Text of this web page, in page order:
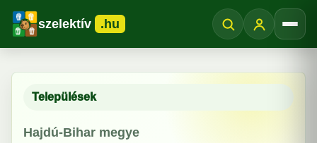
szelektív .hu
Települések
Hajdú-Bihar megye